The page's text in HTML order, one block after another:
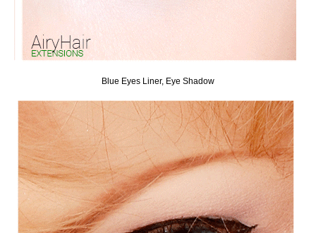
Blue Eyes Liner, Eye Shadow